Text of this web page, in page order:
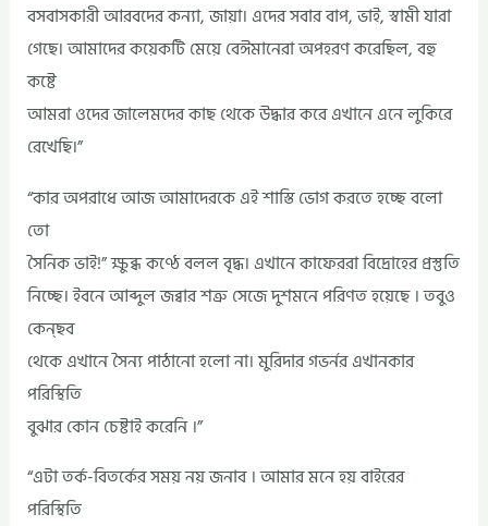
বসবাসকারী আরবদের কন্যা, জায়া। এদের সবার বাপ, ভাই, স্বামী যারা
গেছে। আমাদের কয়েকটি মেয়ে বেঈমানেরা অপহরণ করেছিল, বহু
কষ্টে
আমরা ওদের জালেমদের কাছ থেকে উদ্ধার করে এখানে এনে লুকিরে
রেখেছি।”
“কার অপরাধে আজ আমাদেরকে এই শাস্তি ভোগ করতে হচ্ছে বলো
তো
সৈনিক ভাই!” ক্ষুব্ধ কণ্ঠে বলল বৃদ্ধ। এখানে কাফেররা বিদ্রোহের প্রস্তুতি
নিচ্ছে। ইবনে আব্দুল জব্বার শত্রু সেজে দুশমনে পরিণত হয়েছে । তবুও
কেন্ছব
থেকে এখানে সৈন্য পাঠানো হলো না। মুরিদার গভর্নর এখানকার
পরিস্থিতি
বুঝার কোন চেষ্টাই করেনি ।”
“এটা তর্ক-বিতর্কের সময় নয় জনাব । আমার মনে হয় বাইরের
পরিস্থিতি